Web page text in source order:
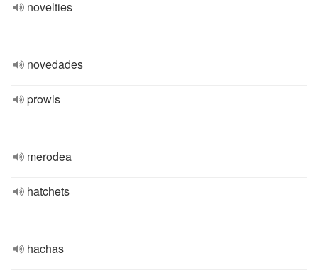
novelties
novedades
prowls
merodea
hatchets
hachas